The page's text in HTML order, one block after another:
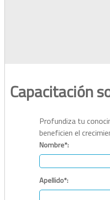
Capacitación
Profundiza tu
beneficien el
Nombre*:
Apellido*: